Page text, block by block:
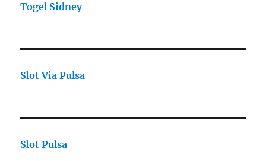
Togel Sidney
Slot Via Pulsa
Slot Pulsa